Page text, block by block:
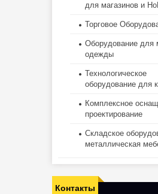
для магазинов и
Торговое
Оборудование для
одежды
Технологическое
оборудование для
Комплексное
проектирование
Складское
металлическая
Контакты